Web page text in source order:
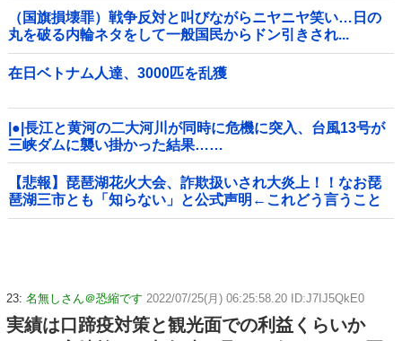
（国旗損壊罪）戦争反対と叫びながらニヤニヤ笑い…日の
丸を破る内輪ネタをして一般国民からドン引きされ...
在日ベトナム人達、3000匹を乱獲
|●|長江と黄河の二大河川が同時に危機に突入、台風13号が
三峡ダムに襲い掛かった結果……
【悲報】琵琶湖花火大会、詐欺扱いされ大炎上！！なお琵
琶湖三市とも「知らない」と公式声明←これどう言うこと
なんや！？？？？？？？？
23: 名無しさん＠恐縮です 2022/07/25(月) 06:25:58.20 ID:J7IJ5QkE0
実績は口蹄疫対策と観光面での利益くらいか